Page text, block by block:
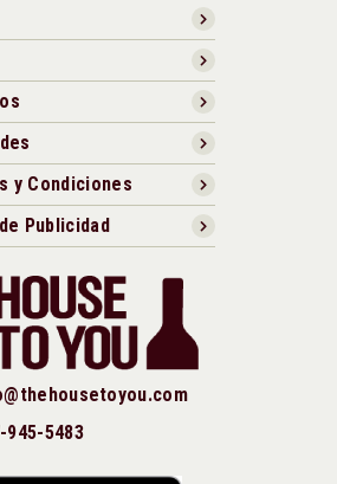
y Condiciones
Publicidad
945-5483